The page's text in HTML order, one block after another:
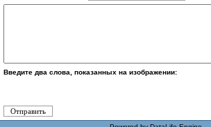
Введите два слова, показанных на изображении: